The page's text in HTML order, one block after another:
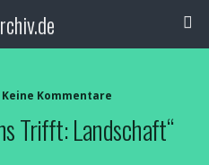
Keine Kommentare
Trifft: Landschaft“